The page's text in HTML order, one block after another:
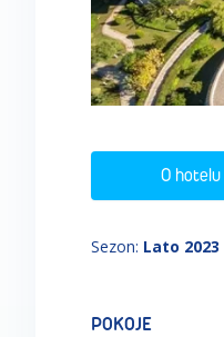
O hotelu
Sezon: Lato 2023
POKOJE